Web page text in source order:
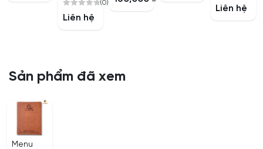
0
(0)
Liên hệ
0
Liên hệ
Sản phẩm đã xem
Menu